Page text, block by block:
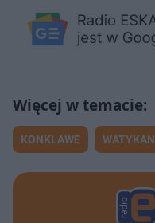
KONKLAWE WATYKAN